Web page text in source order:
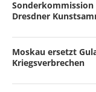
Dresdner
Moskau ersetzt
Kriegsverbrechen